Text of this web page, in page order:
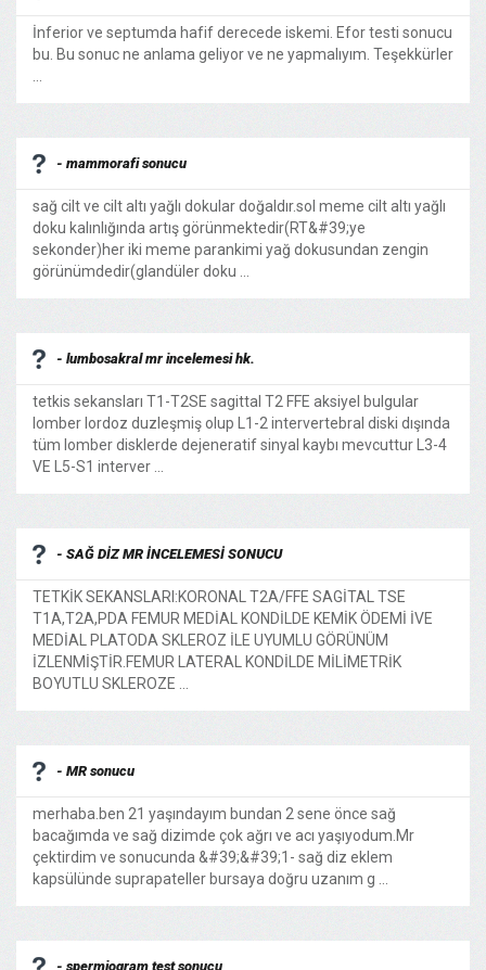
İnferior ve septumda hafif derecede iskemi. Efor testi sonucu
bu. Bu sonuc ne anlama geliyor ve ne yapmalıyım. Teşekkürler
- mammorafi sonucu
sağ cilt ve cilt altı yağlı dokular doğaldır.sol meme cilt altı yağlı
doku kalınlığında artış görünmektedir(RT&#39;ye
sekonder)her iki meme parankimi yağ dokusundan zengin
görünümdedir(glandüler doku ...
- lumbosakral mr incelemesi hk.
tetkis sekansları T1-T2SE sagittal T2 FFE aksiyel bulgular
lomber lordoz duzleşmiş olup L1-2 intervertebral diski dışında
tüm lomber disklerde dejeneratif sinyal kaybı mevcuttur L3-4
VE L5-S1 interver ...
- SAĞ DİZ MR İNCELEMESİ SONUCU
TETKİK SEKANSLARI:KORONAL T2A/FFE SAGİTAL TSE
T1A,T2A,PDA FEMUR MEDİAL KONDİLDE KEMİK ÖDEMİ İVE
MEDİAL PLATODA SKLEROZ İLE UYUMLU GÖRÜNÜM
İZLENMİŞTİR.FEMUR LATERAL KONDİLDE MİLİMETRİK
BOYUTLU SKLEROZE ...
- MR sonucu
merhaba.ben 21 yaşındayım bundan 2 sene önce sağ
bacağımda ve sağ dizimde çok ağrı ve acı yaşıyodum.Mr
çektirdim ve sonucunda &#39;&#39;1- sağ diz eklem
kapsülünde suprapateller bursaya doğru uzanım g ...
- spermiogram test sonucu